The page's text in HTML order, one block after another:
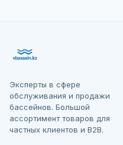
Эксперты в сфере
обслуживания и продажи
бассейнов. Большой
ассортимент товаров для
частных клиентов и B2B.